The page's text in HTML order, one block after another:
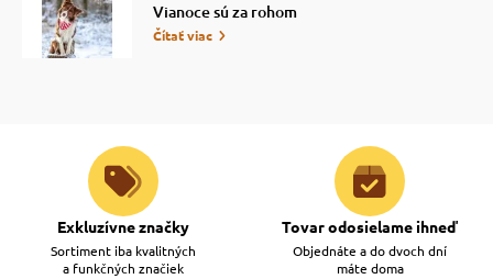
Vianoce sú za rohom
Čítať viac
Exkluzívne značky
Sortiment iba kvalitných
a funkčných značiek
Tovar odosielame ihneď
Objednáte a do dvoch dní
máte doma